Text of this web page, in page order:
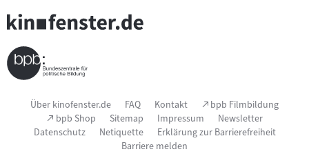
e
a
:
Seitenfußnavigation
Über kinofenster.de FAQ Kontakt (Link
öffnet
im
neuen
bpb Filmbildung
(Link
öffnet
im
bpb Shop Sitemap Impressum
Newsletter
Datenschutz
Netiquette
Erklärung zur Barrierefreiheit
Barriere melden